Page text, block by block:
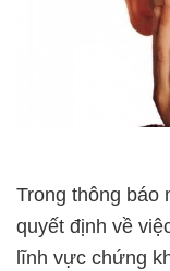
Trong thông báo
quyết định về
lĩnh vực chứng